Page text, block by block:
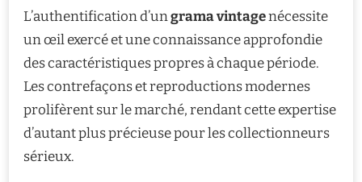
L’authentification d’ungrama vintagenécessite
un œil exercé et une connaissance approfondie
des caractéristiques propres à chaque période.
Les contrefaçons et reproductions modernes
prolifèrent sur le marché, rendant cette expertise
d’autant plus précieuse pour les collectionneurs
sérieux.